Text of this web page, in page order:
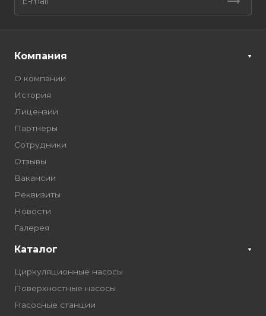
Компания
О компании
История
Лицензии
Партнеры
Сотрудники
Отзывы
Вакансии
Реквизиты
Новости
Галерея
Каталог
Циркуляционные насосы
Поверхностные насосы
Насосные станции